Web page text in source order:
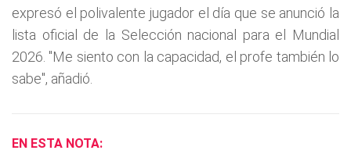
expresó el polivalente jugador el día que se anunció la
lista oficial de la Selección nacional para el Mundial
2026. "Me siento con la capacidad, el profe también lo
sabe", añadió.
EN ESTA NOTA: